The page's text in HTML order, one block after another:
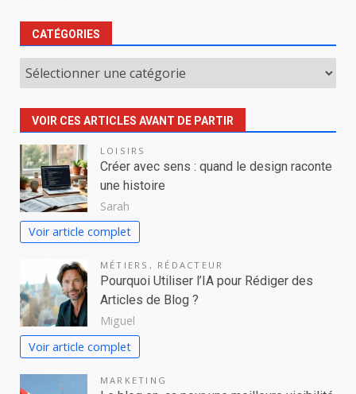
CATÉGORIES
Catégories
VOIR CES ARTICLES AVANT DE PARTIR
LOISIRS
Créer avec sens : quand le design raconte
une histoire
Sarah
Voir article complet
MÉTIERS , RÉDACTEUR
Pourquoi Utiliser l’IA pour Rédiger des
Articles de Blog ?
Miguel
Voir article complet
MARKETING